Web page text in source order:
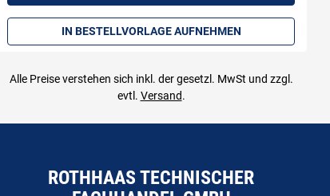
IN BESTELLVORLAGE AUFNEHMEN
Alle Preise verstehen sich inkl. der gesetzl. MwSt und zzgl.
evtl. Versand.
ROTHHAAS TECHNISCHER